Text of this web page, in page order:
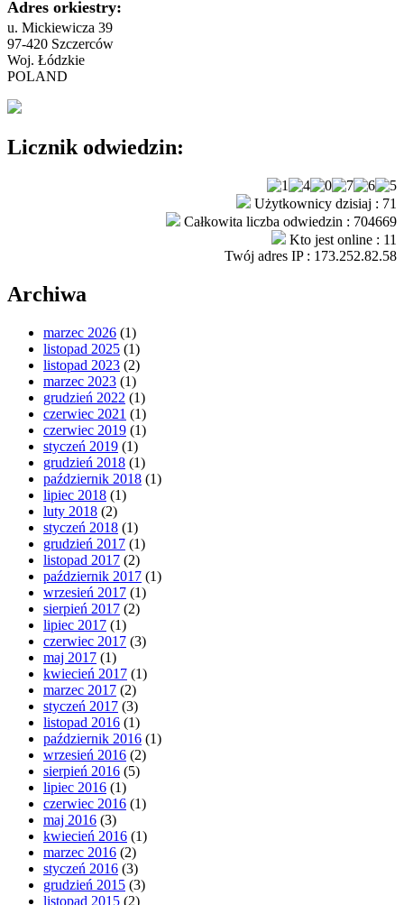
Adres orkiestry:
u. Mickiewicza 39
97-420 Szczerców
Woj. Łódzkie
POLAND
Licznik odwiedzin:
Użytkownicy dzisiaj : 71
Całkowita liczba odwiedzin : 704669
Kto jest online : 11
Twój adres IP : 173.252.82.58
Archiwa
marzec 2026 (1)
listopad 2025 (1)
listopad 2023 (2)
marzec 2023 (1)
grudzień 2022 (1)
czerwiec 2021 (1)
czerwiec 2019 (1)
styczeń 2019 (1)
grudzień 2018 (1)
październik 2018 (1)
lipiec 2018 (1)
luty 2018 (2)
styczeń 2018 (1)
grudzień 2017 (1)
listopad 2017 (2)
październik 2017 (1)
wrzesień 2017 (1)
sierpień 2017 (2)
lipiec 2017 (1)
czerwiec 2017 (3)
maj 2017 (1)
kwiecień 2017 (1)
marzec 2017 (2)
styczeń 2017 (3)
listopad 2016 (1)
październik 2016 (1)
wrzesień 2016 (2)
sierpień 2016 (5)
lipiec 2016 (1)
czerwiec 2016 (1)
maj 2016 (3)
kwiecień 2016 (1)
marzec 2016 (2)
styczeń 2016 (3)
grudzień 2015 (3)
listopad 2015 (2)